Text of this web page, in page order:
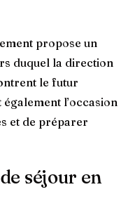
propose un
duquel la direction
le futur
l’occasion
et de préparer
séjour en